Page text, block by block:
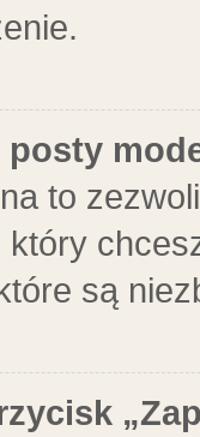
posty
to
są